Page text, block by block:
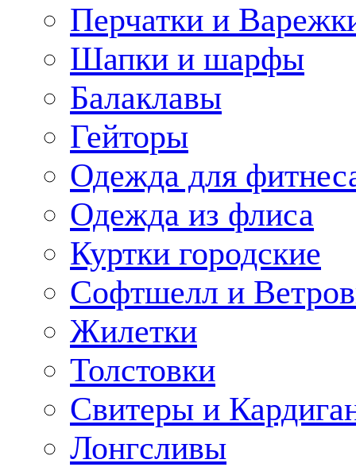
Перчатки и
Шапки и шарфы
Балаклавы
Гейторы
Одежда для
Одежда из флиса
Куртки городские
Софтшелл и
Жилетки
Толстовки
Свитеры и
Лонгсливы